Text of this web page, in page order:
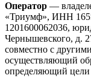
Оператор —
«Триумф», ИНН
1201600062036,
Чернышевского, д.
совместно с
осуществляющий
определяющий цели